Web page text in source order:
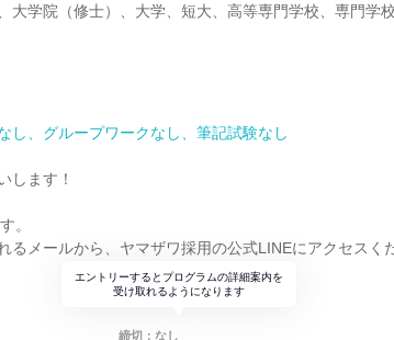
大学院（修士）、大学、短大、高等専門学校、専門学校
し、グループワークなし、筆記試験なし
します！
。
るメールから、ヤマザワ採用の公式LINEにアクセスく
エントリーするとプログラムの詳細案内を
受け取れるようになります
締切：なし